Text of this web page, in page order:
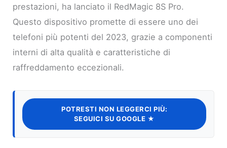
prestazioni, ha lanciato il RedMagic 8S Pro.
Questo dispositivo promette di essere uno dei
telefoni più potenti del 2023, grazie a componenti
interni di alta qualità e caratteristiche di
raffreddamento eccezionali.
POTRESTI NON LEGGERCI PIÙ:
SEGUICI SU GOOGLE ★